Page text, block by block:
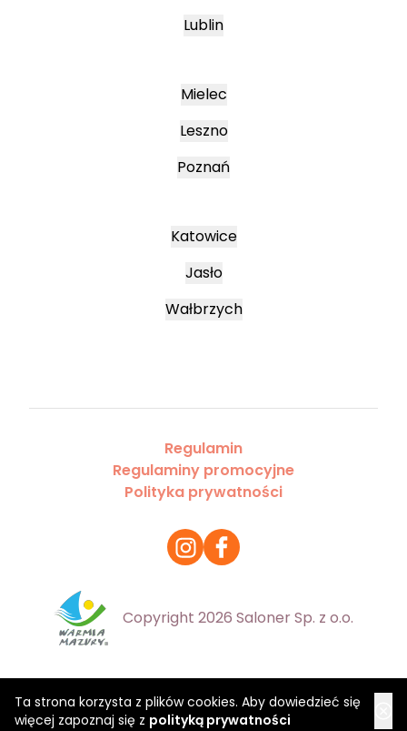
Ta strona korzysta z plików cookies. Aby dowiedzieć się
więcej zapoznaj się z polityką prywatności
Lublin
Mielec
Leszno
Poznań
Katowice
Jasło
Wałbrzych
Regulamin
Regulaminy promocyjne
Polityka prywatności
Copyright 2026 Saloner Sp. z o.o.